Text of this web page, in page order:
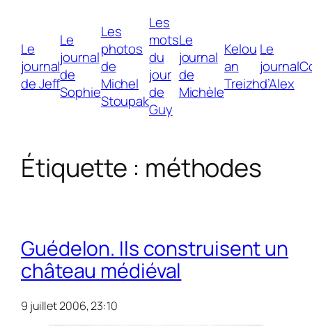
Le
journal
de Jeff
Le
journal
de
Sophie
Les
photos
de
Michel
Stoupak
Les
mots
du
jour
de
Guy
Le
journal
de
Michèle
Kelou
an
Treizh
Le
journal
d’Alex
Étiquette : méthodes
Guédelon. Ils construisent un
château médiéval
9 juillet 2006, 23:10